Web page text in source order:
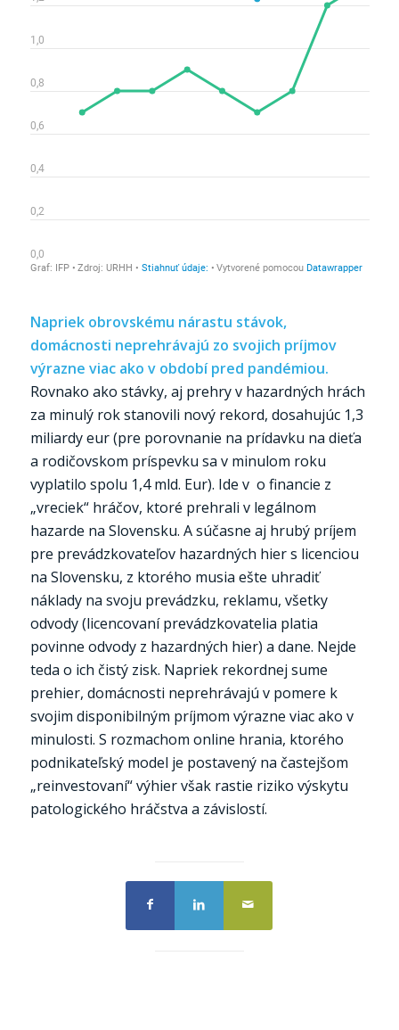
Napriek obrovskému nárastu stávok,
domácnosti neprehrávajú zo svojich príjmov
výrazne viac ako v období pred pandémiou.
Rovnako ako stávky, aj prehry v hazardných hrách
za minulý rok stanovili nový rekord, dosahujúc 1,3
miliardy eur (pre porovnanie na prídavku na dieťa
a rodičovskom príspevku sa v minulom roku
vyplatilo spolu 1,4 mld. Eur). Ide v o financie z
„vreciek“ hráčov, ktoré prehrali v legálnom
hazarde na Slovensku. A súčasne aj hrubý príjem
pre prevádzkovateľov hazardných hier s licenciou
na Slovensku, z ktorého musia ešte uhradiť
náklady na svoju prevádzku, reklamu, všetky
odvody (licencovaní prevádzkovatelia platia
povinne odvody z hazardných hier) a dane. Nejde
teda o ich čistý zisk. Napriek rekordnej sume
prehier, domácnosti neprehrávajú v pomere k
svojim disponibilným príjmom výrazne viac ako v
minulosti. S rozmachom online hrania, ktorého
podnikateľský model je postavený na častejšom
„reinvestovaní“ výhier však rastie riziko výskytu
patologického hráčstva a závislostí.